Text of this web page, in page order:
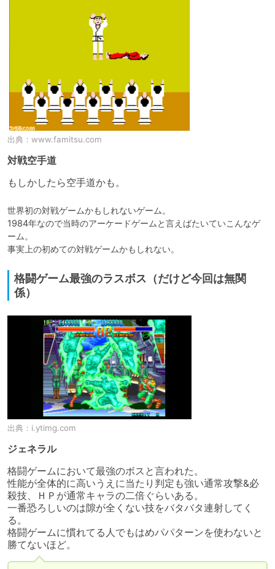
出典： www.famitsu.com
対戦空手道
もしかしたら空手道かも。
世界初の対戦ゲームかもしれないゲーム。
1984年なので当時のアーケードゲームと言えばたいていこんなゲ
ーム。
格闘ゲーム最強のラスボス（だけど今回は無関
係）
出典： i.ytimg.com
ジェネラル
格闘ゲームにおいて最強のボスと言われた。
性能が全体的に高いうえに当たり判定も強い通常攻撃&必
殺技、ＨＰが通常キャラの二倍ぐらいある。
一番恐ろしいのは隙が全くない技をバタバタ連射してく
る。
格闘ゲームに慣れてる人でもはめパパターンを使わないと
勝てないほど。